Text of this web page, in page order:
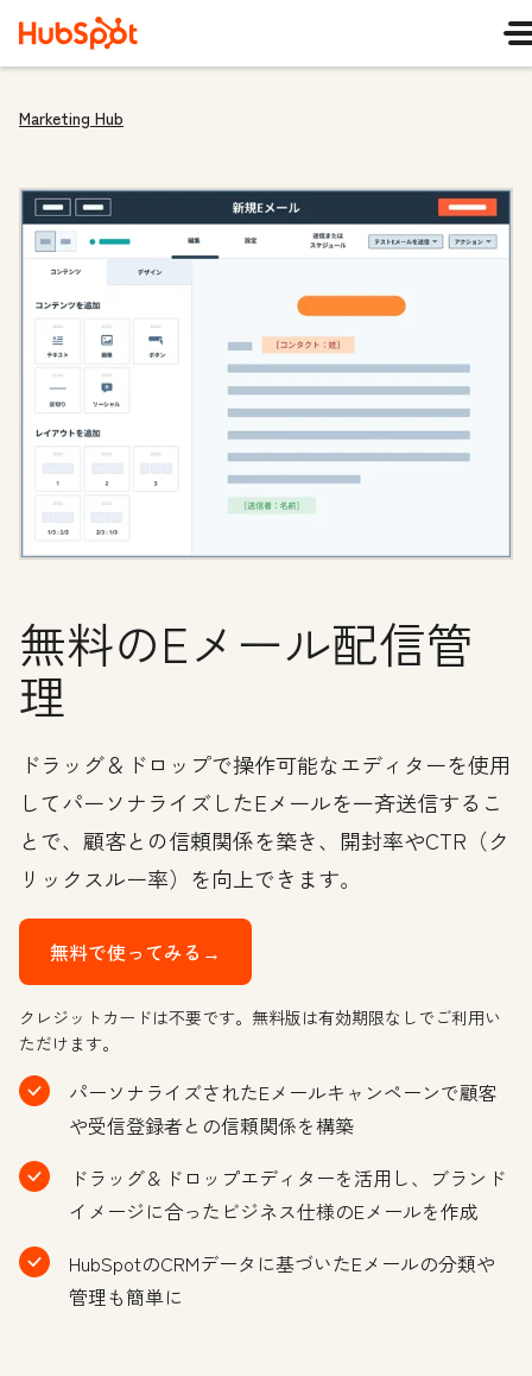
Marketing Hub
無料のEメール配信管
理
ドラッグ＆ドロップで操作可能なエディターを使用
してパーソナライズしたEメールを一斉送信するこ
とで、顧客との信頼関係を築き、開封率やCTR（ク
リックスルー率）を向上できます。
無料で使ってみる→
クレジットカードは不要です。無料版は有効期限なしでご利用い
ただけます。
パーソナライズされたEメールキャンペーンで顧客
や受信登録者との信頼関係を構築
ドラッグ＆ドロップエディターを活用し、ブランド
イメージに合ったビジネス仕様のEメールを作成
HubSpotのCRMデータに基づいたEメールの分類や
管理も簡単に